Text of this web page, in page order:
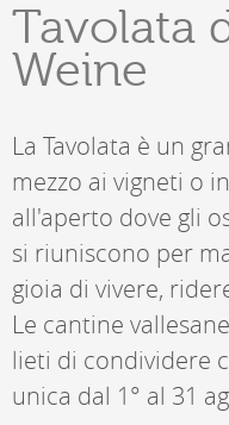
Tavolata
Weine
La Tavolata è un
mezzo ai vigneti o
all'aperto dove gli
si riuniscono per
gioia di vivere,
Le cantine
lieti di condividere
unica dal 1° al 31